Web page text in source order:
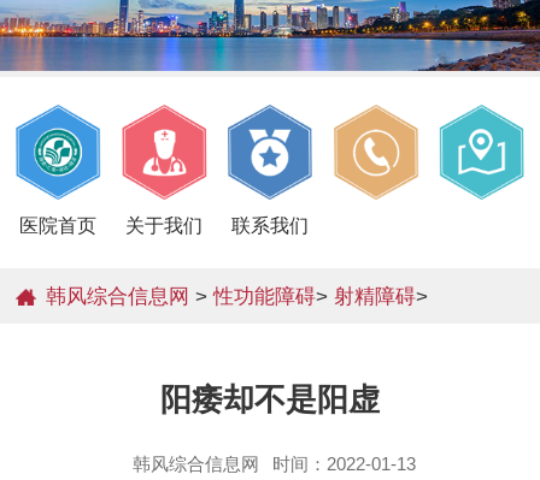
医院首页 关于我们 联系我们
韩风综合信息网 >性功能障碍>射精障碍>
阳痿却不是阳虚
韩风综合信息网 时间：2022-01-13